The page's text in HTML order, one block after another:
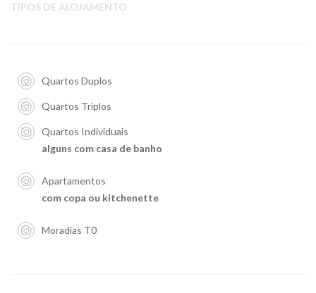
TIPOS DE ALOJAMENTO
Quartos Duplos
Quartos Triplos
Quartos Individuais
alguns com casa de banho
Apartamentos
com copa ou kitchenette
Moradias T0